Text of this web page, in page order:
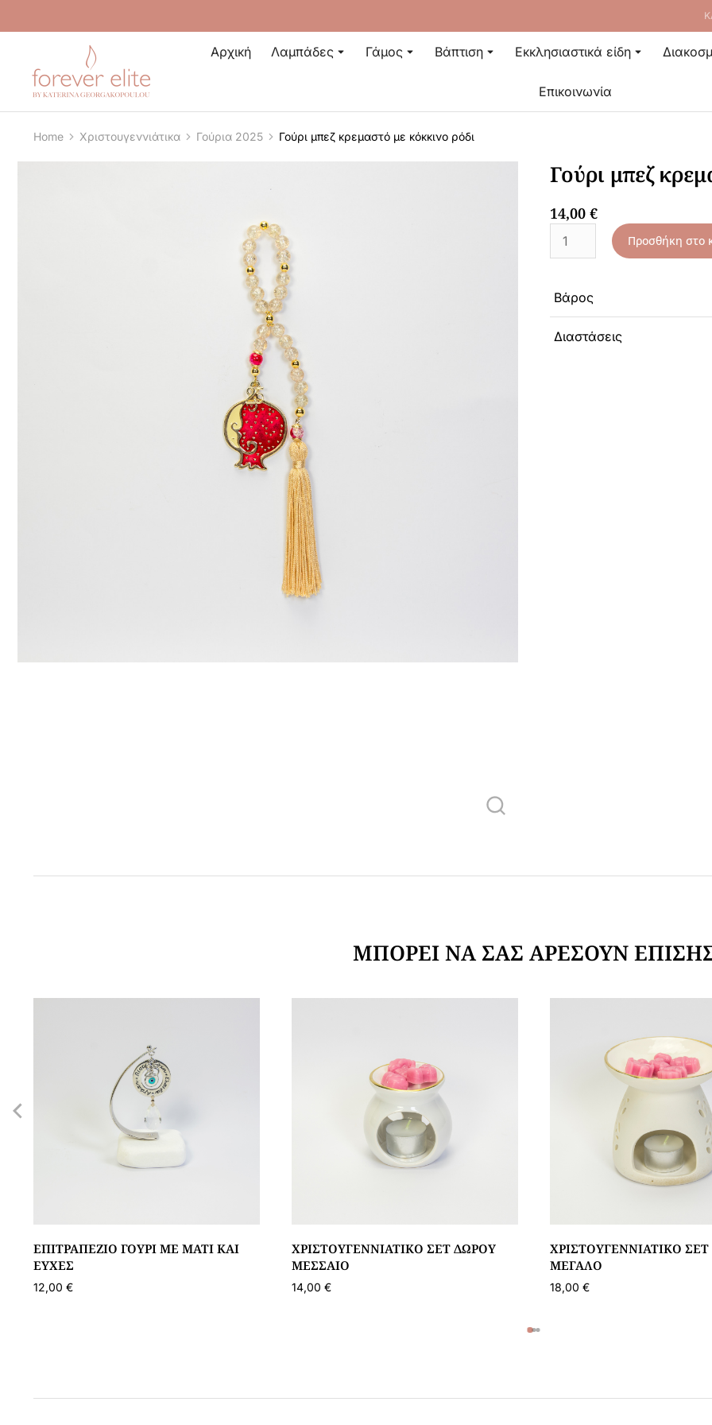
Αρχική Λαμπάδες Γάμος Βάπτιση Εκκλησιαστικά είδη
Επικοινωνία
You are here:
Home Χριστουγεννιάτικα Γούρια 2025 Γούρι μπεζ κρεμαστό με κόκκινο ρόδι
Γούρι μπεζ
14,00 €
Προσθήκη στο
Βάρος
Διαστάσεις
ΜΠΟΡΕΊ ΝΑ ΣΑΣ ΑΡΈΣΟΥΝ
ΕΠΙΤΡΑΠΈΖΙΟ ΓΟΎΡΙ ΜΕ ΜΆΤΙ ΚΑΙ
ΕΥΧΈΣ
12,00 €
ΧΡΙΣΤΟΥΓΕΝΝΙΆΤΙΚΟ ΣΕΤ ΔΏΡΟΥ
ΜΕΣΣΑΊΟ
14,00 €
ΧΡΙΣΤΟΥΓΕΝΝΙΆΤΙΚΟ
ΜΕΓΆΛΟ
18,00 €